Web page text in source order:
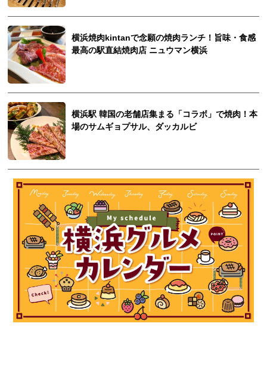
横浜焼肉kintanで念願の焼肉ランチ！旨味・食感
最高の駅直結焼肉店 ニュウマン横浜
横浜駅 韓国の老舗店集まる「コラボ」で焼肉！本
場のサムギョプサル、ダッカルビ